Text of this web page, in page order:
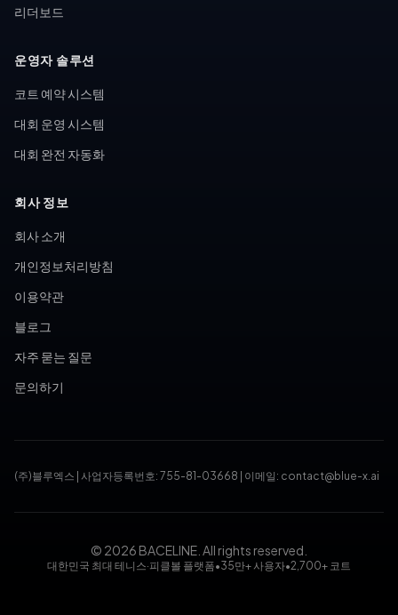
리더보드
운영자 솔루션
코트 예약 시스템
대회 운영 시스템
대회 완전 자동화
회사 정보
회사 소개
개인정보처리방침
이용약관
블로그
자주 묻는 질문
문의하기
(주)블루엑스 사업자등록번호: 755-81-03668 이메일: contact@blue-x.ai
© 2026 BACELINE. All rights reserved.
대한민국 최대 테니스·피클볼 플랫폼•35만+ 사용자•2,700+ 코트